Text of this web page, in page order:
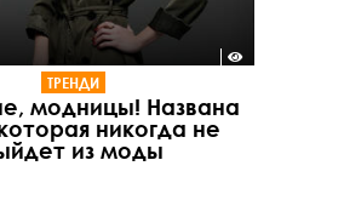
ТРЕНДИ
модницы! Названа
никогда не
из моды